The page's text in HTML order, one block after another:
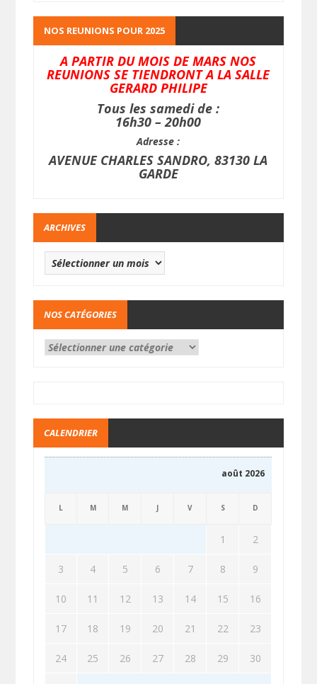
NOS REUNIONS POUR 2025
A PARTIR DU MOIS DE MARS NOS
REUNIONS SE TIENDRONT A LA SALLE
GERARD PHILIPE
Tous les samedi de :
16h30 – 20h00
Adresse :
AVENUE CHARLES SANDRO, 83130 LA
GARDE
ARCHIVES
NOS CATÉGORIES
CALENDRIER
août 2026
L M M J V S D
1 2
3 4 5 6 7 8 9
10 11 12 13 14 15 16
17 18 19 20 21 22 23
24 25 26 27 28 29 30